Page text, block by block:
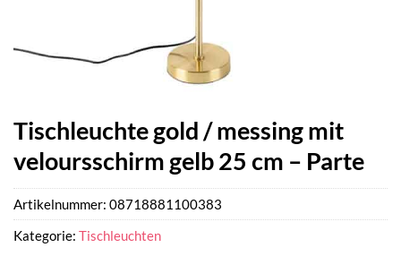
Tischleuchte gold / messing mit
veloursschirm gelb 25 cm – Parte
Artikelnummer: 08718881100383
Kategorie: Tischleuchten